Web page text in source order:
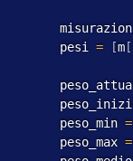
        pesi
= [m[
        peso_min
=
        peso_max
=